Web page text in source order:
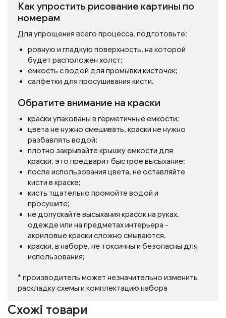
Как упростить рисование картины по
номерам
Для упрощения всего процесса, подготовьте:
ровную и гладкую поверхность, на которой
будет расположен холст;
емкость с водой для промывки кисточек;
салфетки для просушивания кисти.
Обратите внимание на краски
краски упакованы в герметичные емкости;
цвета не нужно смешивать, краски не нужно
разбавлять водой;
плотно закрывайте крышку емкости для
краски, это предварит быстрое высыхание;
после использования цвета, не оставляйте
кисти в краске;
кисть тщательно промойте водой и
просушите;
не допускайте высыхания красок на руках,
одежде или на предметах интерьера -
акриловые краски сложно смываются.
краски, в наборе, не токсичны и безопасны для
использования;
* производитель может незначительно изменить
раскладку схемы и комплектацию набора
Схожі товари